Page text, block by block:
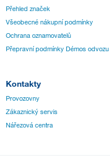
Přehled značek
Všeobecné nákupní podmínky
Ochrana oznamovatelů
Přepravní podmínky Démos odvozu
Kontakty
Provozovny
Zákaznický servis
Nářezová centra